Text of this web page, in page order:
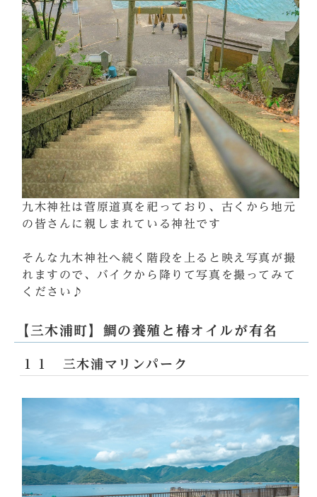
九木神社は菅原道真を祀っており、古くから地元
の皆さんに親しまれている神社です
そんな九木神社へ続く階段を上ると映え写真が撮
れますので、バイクから降りて写真を撮ってみて
ください♪
【三木浦町】鯛の養殖と椿オイルが有名
１１ 三木浦マリンパーク